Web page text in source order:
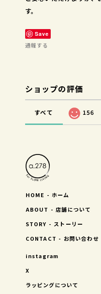
す。
Save
通報する
ショップの評価
すべて 156
HOME - ホーム
ABOUT - 店舗について
STORY - ストーリー
CONTACT - お問い合わせ
instagram
X
ラッピングについて